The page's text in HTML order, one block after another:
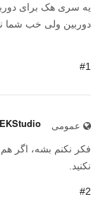
یه سری هک برای
دوربین ولی خب شما
#1
عمومی EKStudio
فکر نکنم بشه، اگر
نکنید.
#2